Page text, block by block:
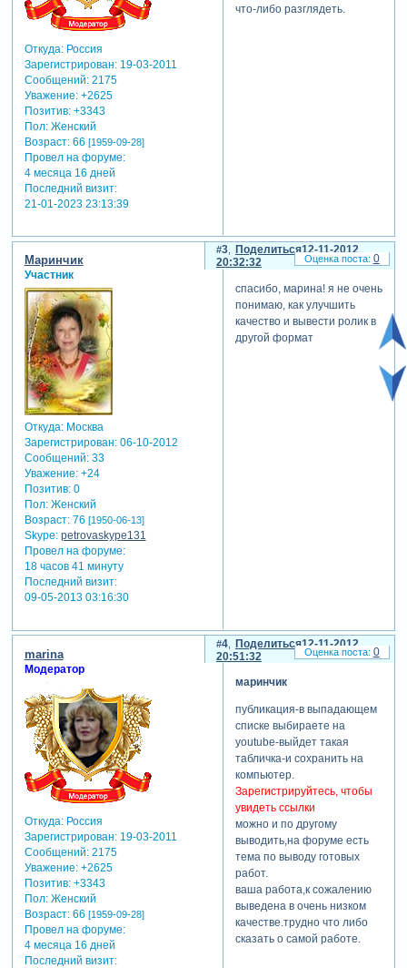
Откуда:Россия
Зарегистрирован: 19-03-2011
Сообщений:2175
Уважение: +2625
Позитив: +3343
Пол:Женский
Возраст:66 [1959-09-28]
Провел на форуме:
4 месяца 16 дней
Последний визит:
21-01-2023 23:13:39
что-либо разглядеть.
Поделиться
3
12-11-2012
20:32:32
Маринчик
Участник
Откуда:Москва
Зарегистрирован: 06-10-2012
Сообщений:33
Уважение: +24
Позитив: 0
Пол:Женский
Возраст:76 [1950-06-13]
Skype: petrovaskype131
Провел на форуме:
18 часов 41 минуту
Последний визит:
09-05-2013 03:16:30
спасибо, марина! я не очень
понимаю, как улучшить
качество и вывести ролик в
другой формат
0
Поделиться
4
12-11-2012
20:51:32
marina
Модератор
Откуда:Россия
Зарегистрирован: 19-03-2011
Сообщений:2175
Уважение: +2625
Позитив: +3343
Пол:Женский
Возраст:66 [1959-09-28]
Провел на форуме:
4 месяца 16 дней
Последний визит:
маринчик
публикация-в выпадающем
списке выбираете на
youtube-выйдет такая
табличка-и сохранить на
компьютер.
Зарегистрируйтесь, чтобы
увидеть ссылки
можно и по другому
выводить,на форуме есть
тема по выводу готовых
работ.
ваша работа,к сожалению
выведена в очень низком
качестве.трудно что либо
сказать о самой работе.
0